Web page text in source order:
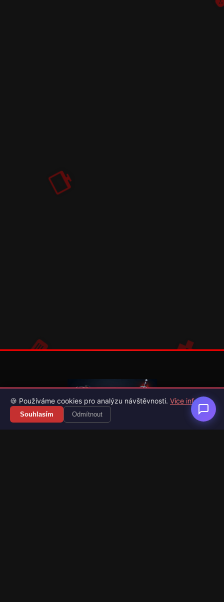
Váš průvodce světem videoher. Novinky, recenze a česko-
slovenské překlady her.
🍪 Používáme cookies pro analýzu návštěvnosti. Více info
Souhlasím Odmítnout